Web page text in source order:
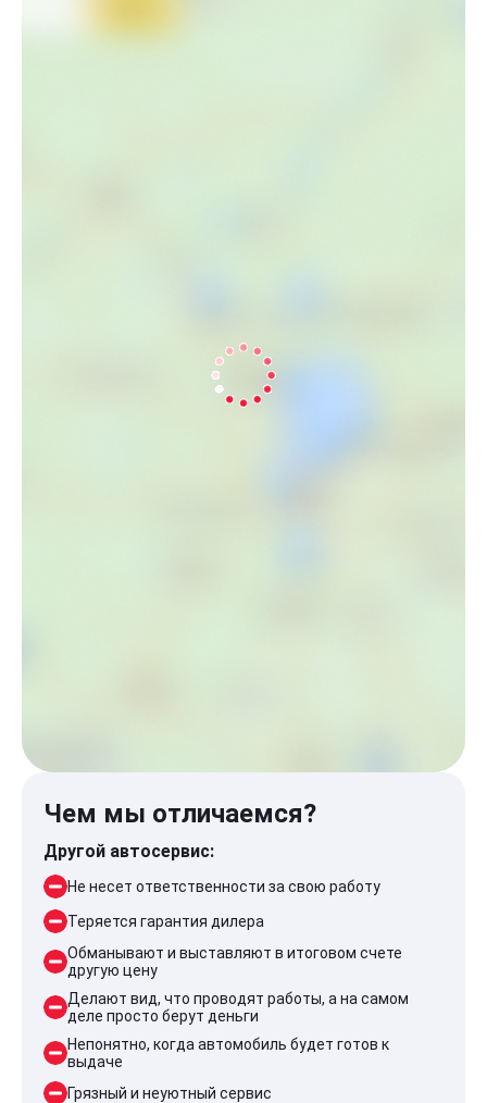
Чем мы отличаемся?
Другой автосервис:
Не несет ответственности за свою работу
Теряется гарантия дилера
Обманывают и выставляют в итоговом счете
другую цену
Делают вид, что проводят работы, а на самом
деле просто берут деньги
Непонятно, когда автомобиль будет готов к
выдаче
Грязный и неуютный сервис